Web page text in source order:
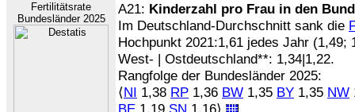
Fertilitätsrate
Bundesländer 2025
A21: Kinderzahl pro Frau in den
Im Deutschland-Durchschnitt sank die
Hochpunkt 2021:1,61 jedes Jahr (1,49;
West- | Ostdeutschland**: 1,34|1,22.
Rangfolge der Bundesländer 2025:
⟨NI 1,38 RP 1,36 BW 1,35 BY 1,35 NW
BE 1,19 SN 1,16⟩